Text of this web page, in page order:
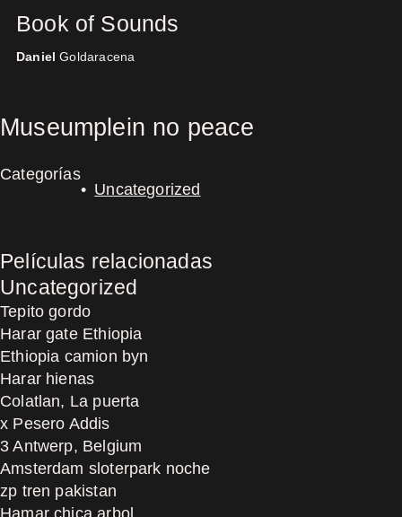
Book of Sounds
Daniel Goldaracena
Museumplein no peace
Categorías
Uncategorized
Películas relacionadas
Uncategorized
Tepito gordo
Harar gate Ethiopia
Ethiopia camion byn
Harar hienas
Colatlan, La puerta
x Pesero Addis
3 Antwerp, Belgium
Amsterdam sloterpark noche
zp tren pakistan
Hamar chica arbol